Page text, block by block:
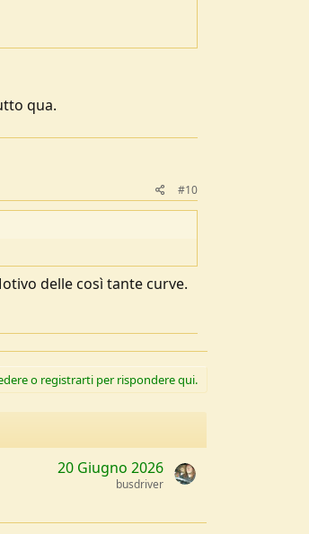
qua.
#10
delle così tante curve.
o registrarti per rispondere qui.
20 Giugno 2026
busdriver